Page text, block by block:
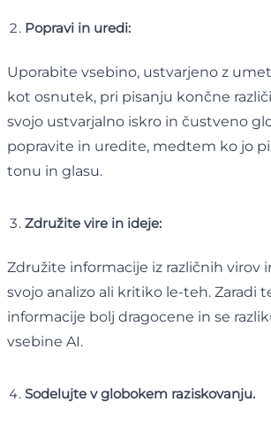
Popravi in ​​uredi:
Uporabite vsebino, ustvarjeno z
kot osnutek, pri pisanju končne
svojo ustvarjalno iskro in čustveno
popravite in uredite, medtem ko jo
tonu in glasu.
Združite vire in ideje:
Združite informacije iz različnih virov
svojo analizo ali kritiko le-teh. Zaradi
informacije bolj dragocene in se
vsebine AI.
Sodelujte v globokem raziskovanju.